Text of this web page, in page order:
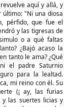
aquí y allá, y
"Ni una diosa
pérfido, que fue el
y las tigresas de
o a qué faltas
¿Bajó acaso la
tanto le ama? ¿Qué
el padre Saturnio
para la lealtad.
mi reino con él. Su
(¡ ay, las furias
y las suertes licias y